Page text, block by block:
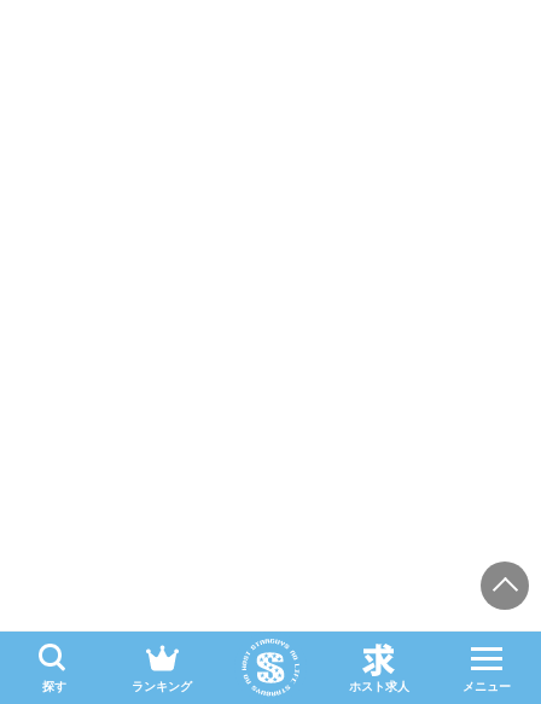
探す ランキング ホスト求人 メニュー